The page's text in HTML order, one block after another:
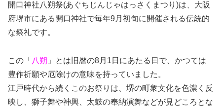
開口神社八朔祭(あぐちじんじゃはっさくまつり)は、大阪
府堺市にある開口神社で毎年9月初旬に開催される伝統的
な祭礼です。
この「 八朔 」とは旧暦の8月1日にあたる日で、かつては
豊作祈願や厄除けの意味を持っていました。
江戸時代から続くこのお祭りは、堺の町衆文化を色濃く反
映し、獅子舞や神輿、太鼓の奉納演舞などが見どころとな